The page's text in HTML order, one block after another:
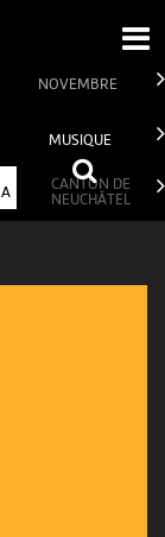
NOVEMBRE
MUSIQUE
CANTON DE
NEUCHÂTEL